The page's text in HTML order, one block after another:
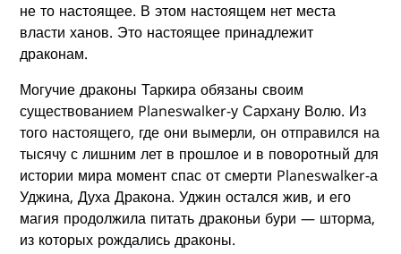
не то настоящее. В этом настоящем нет места
власти ханов. Это настоящее принадлежит
драконам.
Могучие драконы Таркира обязаны своим
существованием Planeswalker-у Сархану Волю. Из
того настоящего, где они вымерли, он отправился на
тысячу с лишним лет в прошлое и в поворотный для
истории мира момент спас от смерти Planeswalker-а
Уджина, Духа Дракона. Уджин остался жив, и его
магия продолжила питать драконьи бури — шторма,
из которых рождались драконы.